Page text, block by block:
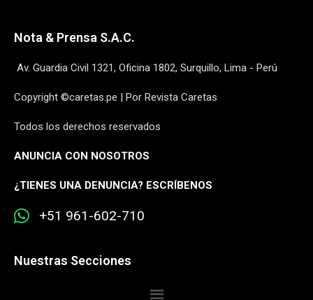
Nota & Prensa S.A.C.
Av. Guardia Civil 1321, Oficina 1802, Surquillo, Lima - Perú
Copyright ©caretas.pe | Por Revista Caretas
Todos los derechos reservados
ANUNCIA CON NOSOTROS
¿TIENES UNA DENUNCIA? ESCRÍBENOS
+51 961-602-710
Nuestras Secciones